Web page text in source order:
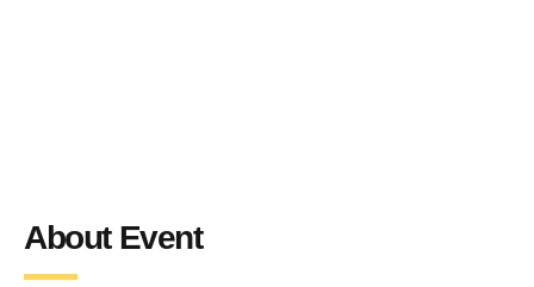
About Event